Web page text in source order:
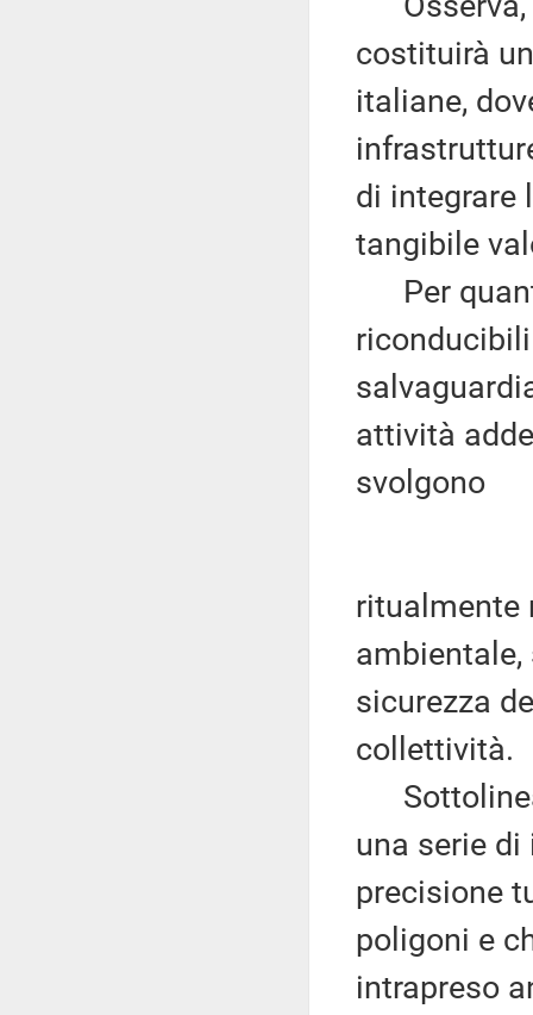
costituirà
italiane,
di integrare
tangibile
Per
attività
svolgono
ritualmente
sicurezza
collettività.
una serie
precisione
poligoni e
intrapreso